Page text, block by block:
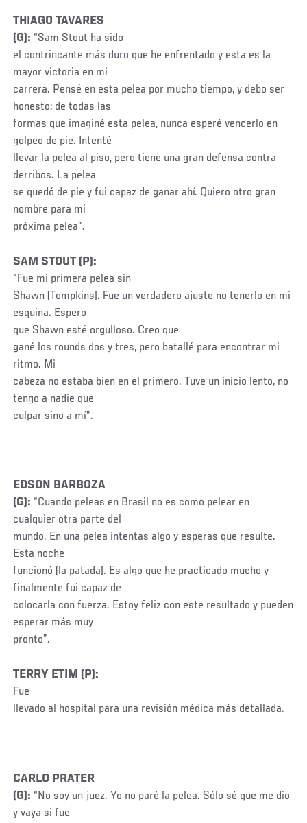
THIAGO TAVARES
(G): “Sam Stout ha sido
el contrincante más duro que he enfrentado y esta es la
mayor victoria en mi
carrera. Pensé en esta pelea por mucho tiempo, y debo ser
honesto: de todas las
formas que imaginé esta pelea, nunca esperé vencerlo en
golpeo de pie. Intenté
llevar la pelea al piso, pero tiene una gran defensa contra
derribos. La pelea
se quedó de pie y fui capaz de ganar ahí. Quiero otro gran
nombre para mi
próxima pelea”.
SAM STOUT (P):
“Fue mi primera pelea sin
Shawn (Tompkins). Fue un verdadero ajuste no tenerlo en mi
esquina. Espero
que Shawn esté orgulloso. Creo que
gané los rounds dos y tres, pero batallé para encontrar mi
ritmo. Mi
cabeza no estaba bien en el primero. Tuve un inicio lento, no
tengo a nadie que
culpar sino a mí”.
EDSON BARBOZA
(G): “Cuando peleas en Brasil no es como pelear en
cualquier otra parte del
mundo. En una pelea intentas algo y esperas que resulte.
Esta noche
funcionó (la patada). Es algo que he practicado mucho y
finalmente fui capaz de
colocarla con fuerza. Estoy feliz con este resultado y pueden
esperar más muy
pronto”.
TERRY ETIM (P):
Fue
llevado al hospital para una revisión médica más detallada.
CARLO PRATER
(G): “No soy un juez. Yo no paré la pelea. Sólo sé que me dio
y vaya si fue